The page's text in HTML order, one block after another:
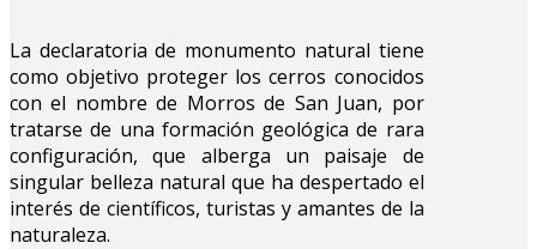
La declaratoria de monumento natural tiene
como objetivo proteger los cerros conocidos
con el nombre de Morros de San Juan, por
tratarse de una formación geológica de rara
configuración, que alberga un paisaje de
singular belleza natural que ha despertado el
interés de científicos, turistas y amantes de la
naturaleza.